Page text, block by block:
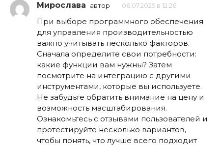
Мирослава автор 06.07.2025 в 12:26
При выборе программного обеспечения
для управления производительностью
важно учитывать несколько факторов.
Сначала определите свои потребности:
какие функции вам нужны? Затем
посмотрите на интеграцию с другими
инструментами, которые вы используете.
Не забудьте обратить внимание на цену и
возможность масштабирования.
Ознакомьтесь с отзывами пользователей и
протестируйте несколько вариантов,
чтобы понять, что лучше всего подходит